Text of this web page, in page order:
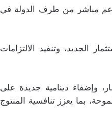
دعم مباشر من طرف الدولة في
الجديد، وتنفيد الالتزامات
وإضفاء دينامية جديدة على
بما يعزز تنافسية المنتوج